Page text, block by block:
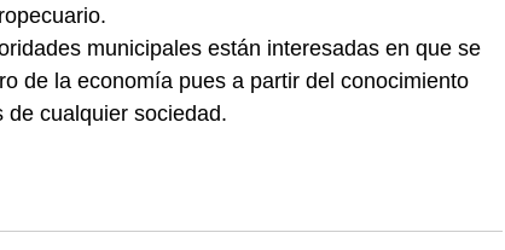
municipales están interesadas en que se
de la economía pues a partir del conocimiento
cualquier sociedad.